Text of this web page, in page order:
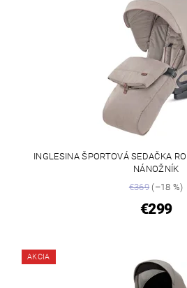
INGLESINA ŠPORTOVÁ SEDAČKA
NÁNOŽNÍK
€369 (–18 %)
€299
AKCIA